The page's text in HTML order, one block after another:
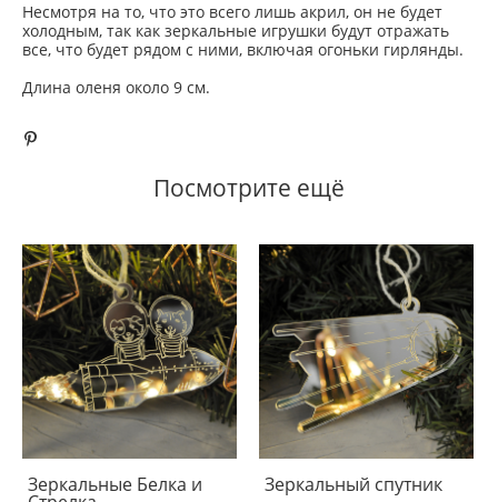
Несмотря на то, что это всего лишь акрил, он не будет
холодным, так как зеркальные игрушки будут отражать
все, что будет рядом с ними, включая огоньки гирлянды.
Длина оленя около 9 см.
Посмотрите ещё
Зеркальные Белка и
Зеркальный спутник